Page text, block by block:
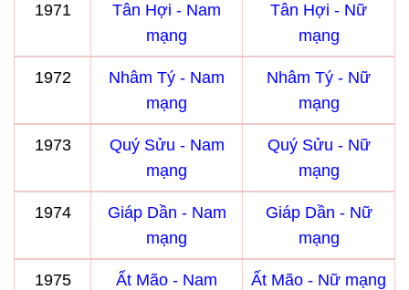
1971
Tân Hợi - Nam
mạng
Tân Hợi - Nữ
mạng
1972
Nhâm Tý - Nam
mạng
Nhâm Tý - Nữ
mạng
1973
Quý Sửu - Nam
mạng
Quý Sửu - Nữ
mạng
1974
Giáp Dần - Nam
mạng
Giáp Dần - Nữ
mạng
1975
Ất Mão - Nam
Ất Mão - Nữ mạng